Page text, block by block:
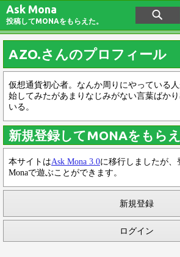
Ask Mona
投稿してMONAをもらえた。
AZO.さんのプロフィール
仮想通貨初心者。なんか周りにやっている
始してみたがあまりなじみがない言葉ばか
いる。
新規登録してMONAをもら
本サイトはAsk Mona 3.0に移行しましたが、
Monaで遊ぶことができます。
新規登録
ログイン